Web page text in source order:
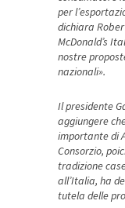
per
dichiara
McDonald’s
nostre
nazionali».
Il presidente
aggiungere
importante di
Consorzio,
tradizione
all’Italia, ha
tutela delle